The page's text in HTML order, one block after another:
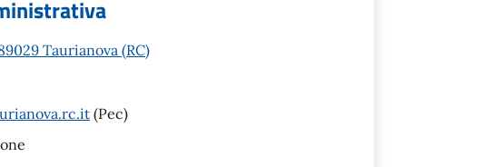
Taurianova (RC)
(Pec)